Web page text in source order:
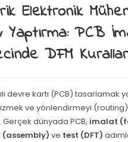
Elektronik
Yaptırma: PCB
DFM
devre kartı (PCB) tasarlamak
ve yönlendirmeyi
dünyada PCB, imalat
ve test (DFT)